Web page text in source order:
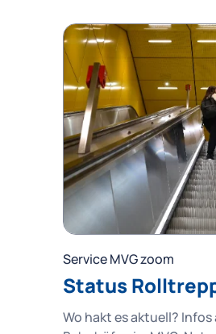
Service MVG zoom
Status
Wo hakt es aktuell? Infos